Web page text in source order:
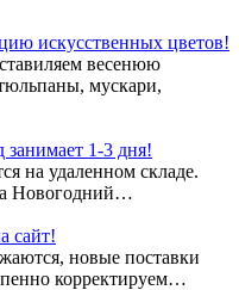
искусственных цветов!
весенюю
мускари,
занимает 1-3 дня!
на удаленном складе.
Новогодний…
сайт!
новые поставки
корректируем…